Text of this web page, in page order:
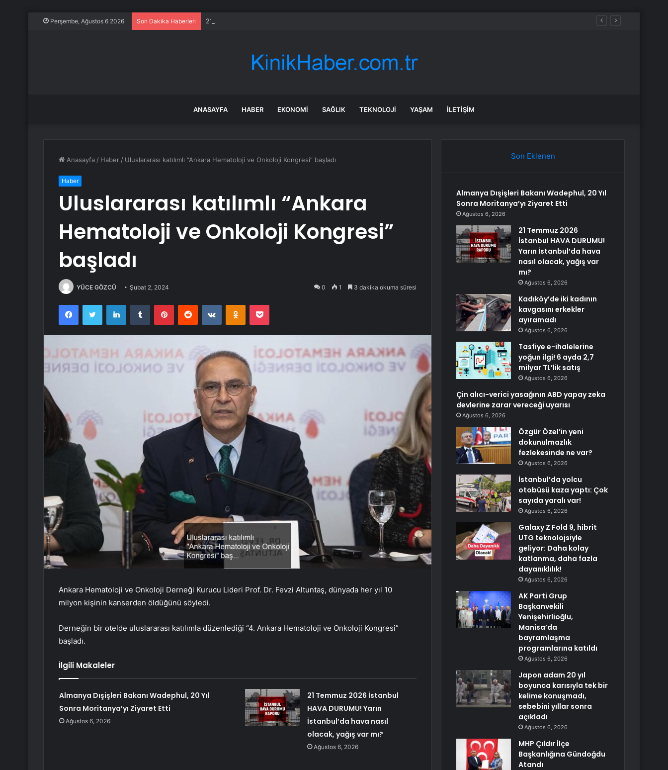
Perşembe, Ağustos 6 2026 Son Dakika Haberleri 21 Temmuz 2026 İstanbul HAVA DURUMU! Yarın İstanbul’da hava nasıl olacak, yağış var mı?
ANASAYFA HABER EKONOMI SAĞLIK TEKNOLOJI YAŞAM İLETIŞIM
Anasayfa / Haber / Uluslararası katılımlı “Ankara Hematoloji ve Onkoloji Kongresi” başladı
Haber
Uluslararası katılımlı “Ankara
Hematoloji ve Onkoloji Kongresi”
başladı
YÜCE GÖZCÜ Şubat 2, 2024 0 1 3 dakika okuma süresi
FacebookTwitter LinkedInTumblr PinterestReddit VKontakteOdnoklassniki
Pocket
Ankara Hematoloji ve Onkoloji Derneği Kurucu Lideri Prof. Dr. Fevzi Altuntaş, dünyada her yıl 10
milyon kişinin kanserden öldüğünü söyledi.
Derneğin bir otelde uluslararası katılımla düzenlediği “4. Ankara Hematoloji ve Onkoloji Kongresi”
başladı.
İlgili Makaleler
Almanya Dışişleri Bakanı Wadephul, 20 Yıl
Sonra Moritanya’yı Ziyaret Etti
Ağustos 6, 2026
21 Temmuz 2026 İstanbul
HAVA DURUMU! Yarın
İstanbul’da hava nasıl
olacak, yağış var mı?
Ağustos 6, 2026
Son Eklenen
Almanya Dışişleri Bakanı Wadephul, 20 Yıl
Sonra Moritanya’yı Ziyaret Etti
Ağustos 6, 2026
21 Temmuz 2026
İstanbul HAVA DURUMU!
Yarın İstanbul’da hava
nasıl olacak, yağış var
mı?
Ağustos 6, 2026
Kadıköy’de iki kadının
kavgasını erkekler
ayıramadı
Ağustos 6, 2026
Tasfiye e-ihalelerine
yoğun ilgi! 6 ayda 2,7
milyar TL’lik satış
Ağustos 6, 2026
Çin alıcı-verici yasağının ABD yapay zeka
devlerine zarar vereceği uyarısı
Ağustos 6, 2026
Özgür Özel’in yeni
dokunulmazlık
fezlekesinde ne var?
Ağustos 6, 2026
İstanbul’da yolcu
otobüsü kaza yaptı: Çok
sayıda yaralı var!
Ağustos 6, 2026
Galaxy Z Fold 9, hibrit
UTG teknolojsiyle
geliyor: Daha kolay
katlanma, daha fazla
dayanıklılık!
Ağustos 6, 2026
AK Parti Grup
Başkanvekili
Yenişehirlioğlu,
Manisa’da
bayramlaşma
programlarına katıldı
Ağustos 6, 2026
Japon adam 20 yıl
boyunca karısıyla tek bir
kelime konuşmadı,
sebebini yıllar sonra
açıkladı
Ağustos 6, 2026
MHP Çıldır İlçe
Başkanlığına Gündoğdu
Atandı